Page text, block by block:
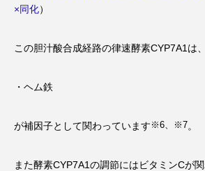
×同化）
この胆汁酸合成経路の律速酵素CYP7A1は、
・ヘム鉄
が補因子として関わっています ※6、※7。
また酵素CYP7A1の調節にはビタミンCが